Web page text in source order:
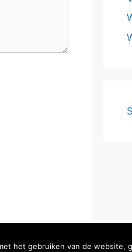
het gebruiken van de website,